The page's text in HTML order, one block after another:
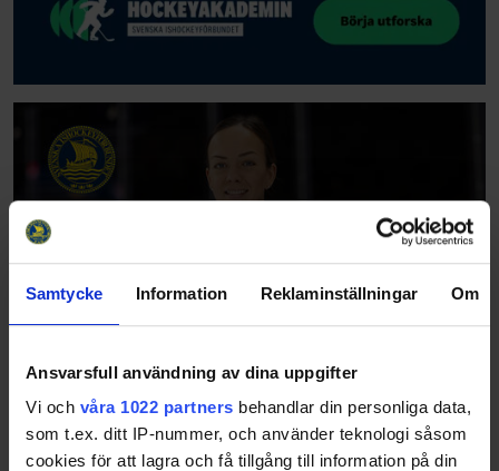
Samtycke Information Reklaminställningar Om
Ansvarsfull användning av dina uppgifter
Vi och våra 1022 partners behandlar din personliga data,
som t.ex. ditt IP-nummer, och använder teknologi såsom
cookies för att lagra och få tillgång till information på din